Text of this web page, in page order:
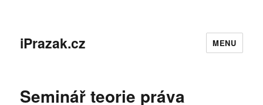
iPrazak.cz MENU
Seminář teorie práva